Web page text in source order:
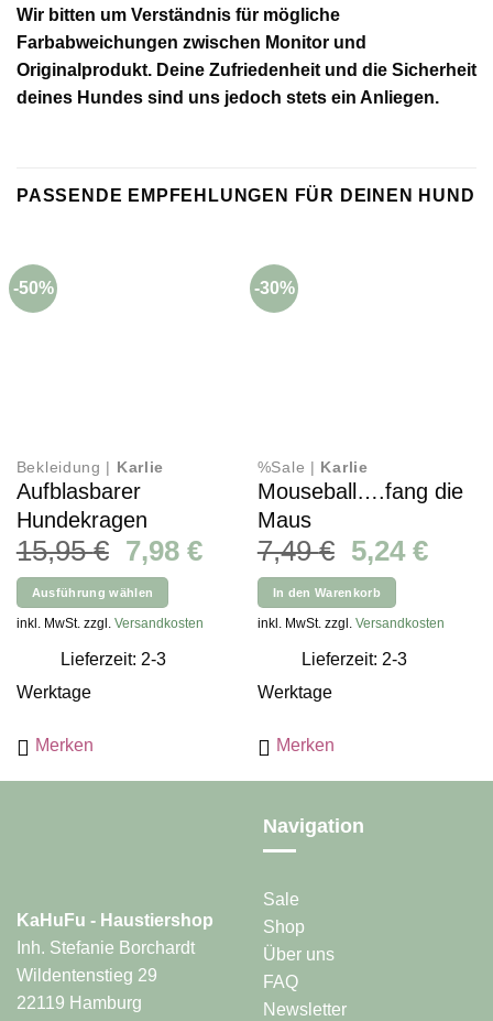
Wir bitten um Verständnis für mögliche
Farbabweichungen zwischen Monitor und
Originalprodukt. Deine Zufriedenheit und die Sicherheit
deines Hundes sind uns jedoch stets ein Anliegen.
PASSENDE EMPFEHLUNGEN FÜR DEINEN HUND
-50%
Bekleidung | Karlie
Aufblasbarer
Hundekragen
15,95€ Ursprünglicher
Preis
war:
15,95 €
7,98 €Aktueller
Preis
7,98 €.
Ausführung wählen
Dieses
mehrere
auf.
Die
Optionen
werden
inkl. MwSt. zzgl. Versandkosten
Lieferzeit: 2-3
Werktage
Merken
-30%
%Sale | Karlie
Mouseball….fang die
Maus
7,49€
Preis
war:
7,49 €
5,24 €
5,24
In den Warenkorb
inkl. MwSt. zzgl. Versandkosten
Lieferzeit: 2-3
Werktage
Merken
KaHuFu - Haustiershop
Inh. Stefanie Borchardt
Wildentenstieg 29
22119 Hamburg
Navigation
Sale
Shop
Über uns
FAQ
Newsletter